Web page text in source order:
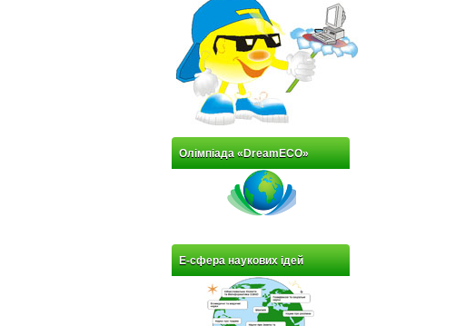
Олімпіада «DreamECO»
Е-сфера наукових ідей